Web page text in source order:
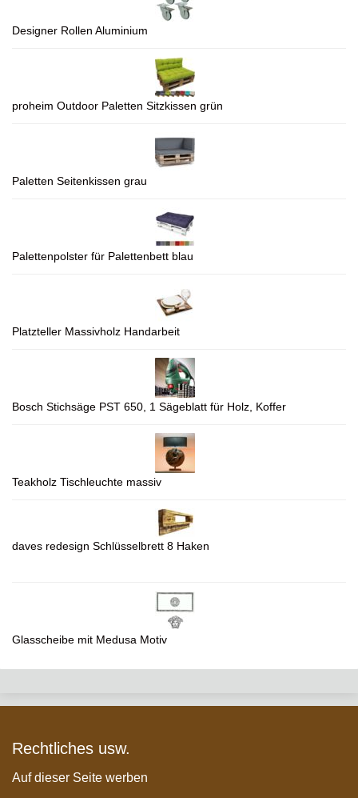
Designer Rollen Aluminium
proheim Outdoor Paletten Sitzkissen grün
Paletten Seitenkissen grau
Palettenpolster für Palettenbett blau
Platzteller Massivholz Handarbeit
Bosch Stichsäge PST 650, 1 Sägeblatt für Holz, Koffer
Teakholz Tischleuchte massiv
daves redesign Schlüsselbrett 8 Haken
Glasscheibe mit Medusa Motiv
Rechtliches usw.
Auf dieser Seite werben